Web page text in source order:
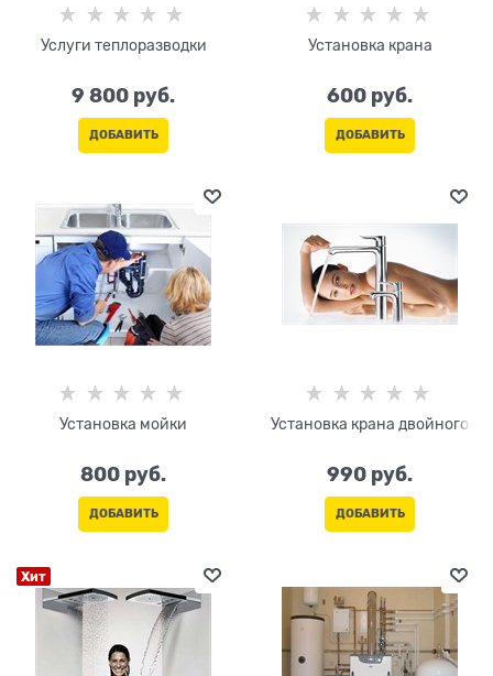
Услуги теплоразводки
9 800 руб.
ДОБАВИТЬ
Установка крана
600 руб.
ДОБАВИТЬ
Установка мойки
800 руб.
ДОБАВИТЬ
Установка крана двойного
990 руб.
ДОБАВИТЬ
Хит